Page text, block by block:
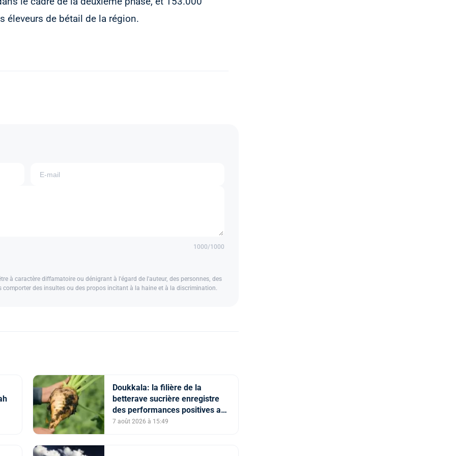
éleveurs de bétail de la région.
1000/1000
à caractère diffamatoire ou dénigrant à l'égard de l'auteur, des personnes, des
des insultes ou des propos incitant à la haine et à la discrimination.
Doukkala: la filière de la
betterave sucrière enregistre
des performances positives au
titre de la campagne agricole
7 août 2026 à 15:49